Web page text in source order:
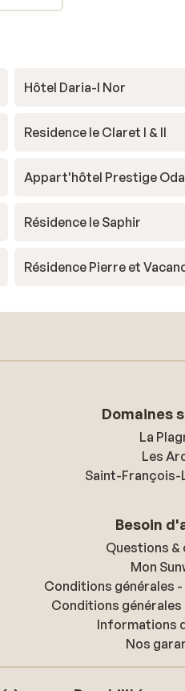
Hôtel Daria-I Nor
Residence le Claret I & II
Appart'hôtel Prestige
Résidence le Saphir
Résidence Pierre et
Domaines
La
Les
Saint-François-
Besoin
Questions
Mon
Conditions générales -
Conditions générales
Informations
Nos